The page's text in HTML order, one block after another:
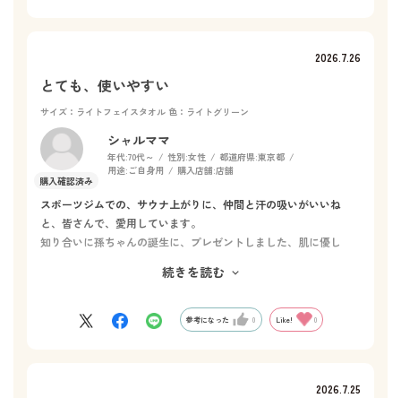
2026.7.26
とても、使いやすい
サイズ：ライトフェイスタオル 色：ライトグリーン
シャルママ
年代:70代～ 性別:女性 都道府県:東京都
用途: ご自身用 購入店舗:店舗
スポーツジムでの、サウナ上がりに、仲間と汗の吸いがいいね
と、皆さんで、愛用しています。
知り合いに孫ちゃんの誕生に、プレゼントしました、肌に優し
旅行にも、かさばらないので、持参しやすいです
続きを読む
参考になった 0 Like! 0
2026.7.25